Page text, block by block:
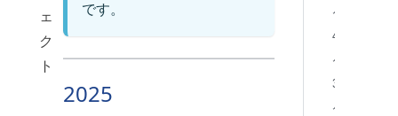
ェ
ク
ト
です。
2025
月
4
月
3
月